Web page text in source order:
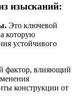
изысканий:
Это ключевой
которую
устойчивого
фактор, влияющий
конструкции от